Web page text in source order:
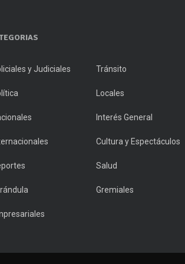
y Judiciales Tránsito
Locales
Interés General
Cultura y Espectáculos
Salud
Gremiales